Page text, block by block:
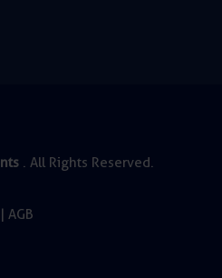
. All Rights Reserved.
AGB